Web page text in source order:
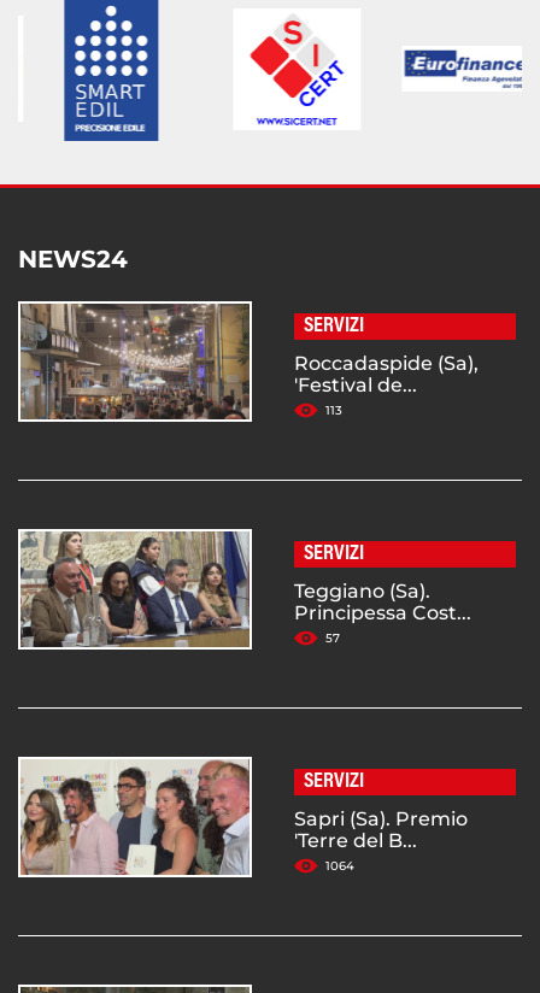
NEWS24
SERVIZI
Roccadaspide (Sa),
'Festival de...
113
SERVIZI
Teggiano (Sa).
Principessa Cost...
57
SERVIZI
Sapri (Sa). Premio
'Terre del B...
1064